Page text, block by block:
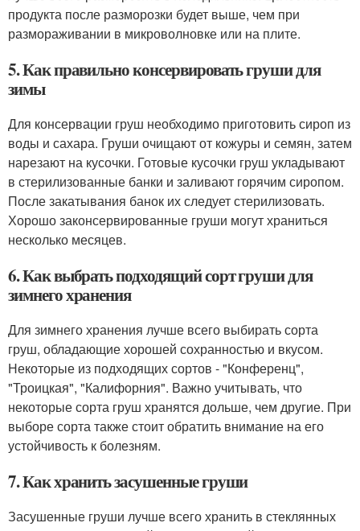
продукта после разморозки будет выше, чем при
размораживании в микроволновке или на плите.
5. Как правильно консервировать груши для
зимы
Для консервации груш необходимо приготовить сироп из
воды и сахара. Груши очищают от кожуры и семян, затем
нарезают на кусочки. Готовые кусочки груш укладывают
в стерилизованные банки и заливают горячим сиропом.
После закатывания банок их следует стерилизовать.
Хорошо законсервированные груши могут храниться
несколько месяцев.
6. Как выбрать подходящий сорт груши для
зимнего хранения
Для зимнего хранения лучше всего выбирать сорта
груш, обладающие хорошей сохранностью и вкусом.
Некоторые из подходящих сортов - "Конференц",
"Троицкая", "Калифорния". Важно учитывать, что
некоторые сорта груш хранятся дольше, чем другие. При
выборе сорта также стоит обратить внимание на его
устойчивость к болезням.
7. Как хранить засушенные груши
Засушенные груши лучше всего хранить в стеклянных